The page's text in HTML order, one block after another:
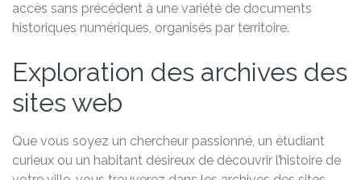
accès sans précédent à une variété de documents
historiques numériques, organisés par territoire.
Exploration des archives des
sites web
Que vous soyez un chercheur passionné, un étudiant
curieux ou un habitant désireux de découvrir l’histoire de